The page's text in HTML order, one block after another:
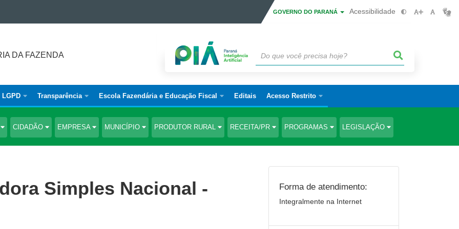
GOVERNO DO PARANÁ Acessibilidade
DA FAZENDA
LGPD Transparência Escola Fazendária e Educação Fiscal Editais Acesso Restrito
CIDADÃO EMPRESA MUNICÍPIO PRODUTOR RURAL RECEITA/PR PROGRAMAS LEGISLAÇÃO
Simples Nacional -
Forma de atendimento:
Integralmente na Internet